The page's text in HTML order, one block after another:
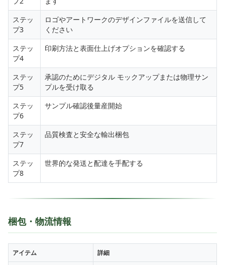
ステッ
プ3
ロゴやアートワークのデザインファイルを送信して
ください
ステッ
プ4
印刷方法と表面仕上げオプションを確認する
ステッ
プ5
承認のためにデジタル モックアップまたは物理サン
プルを受け取る
ステッ
プ6
サンプル確認後量産開始
ステッ
プ7
品質検査と安全な輸出梱包
ステッ
プ8
世界的な発送と配達を手配する
梱包・物流情報
アイテム 詳細